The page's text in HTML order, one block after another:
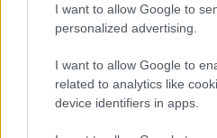
I want to allow Google to
personalized advertising.
I want to allow Google to
related to analytics like
device identifiers in apps.
Üdvözlettel:
Asbóth Anikó – bábművész
Árkosi Árpád – szabadtéri